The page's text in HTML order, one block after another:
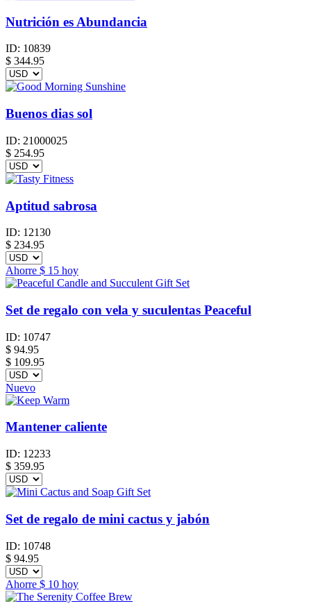
Nutrición es Abundancia
ID: 10839
$ 344.95
Buenos dias sol
ID: 21000025
$ 254.95
Aptitud sabrosa
ID: 12130
$ 234.95
Ahorre $ 15 hoy
Set de regalo con vela y suculentas Peaceful
ID: 10747
$ 94.95
$ 109.95
Nuevo
Mantener caliente
ID: 12233
$ 359.95
Set de regalo de mini cactus y jabón
ID: 10748
$ 94.95
Ahorre $ 10 hoy